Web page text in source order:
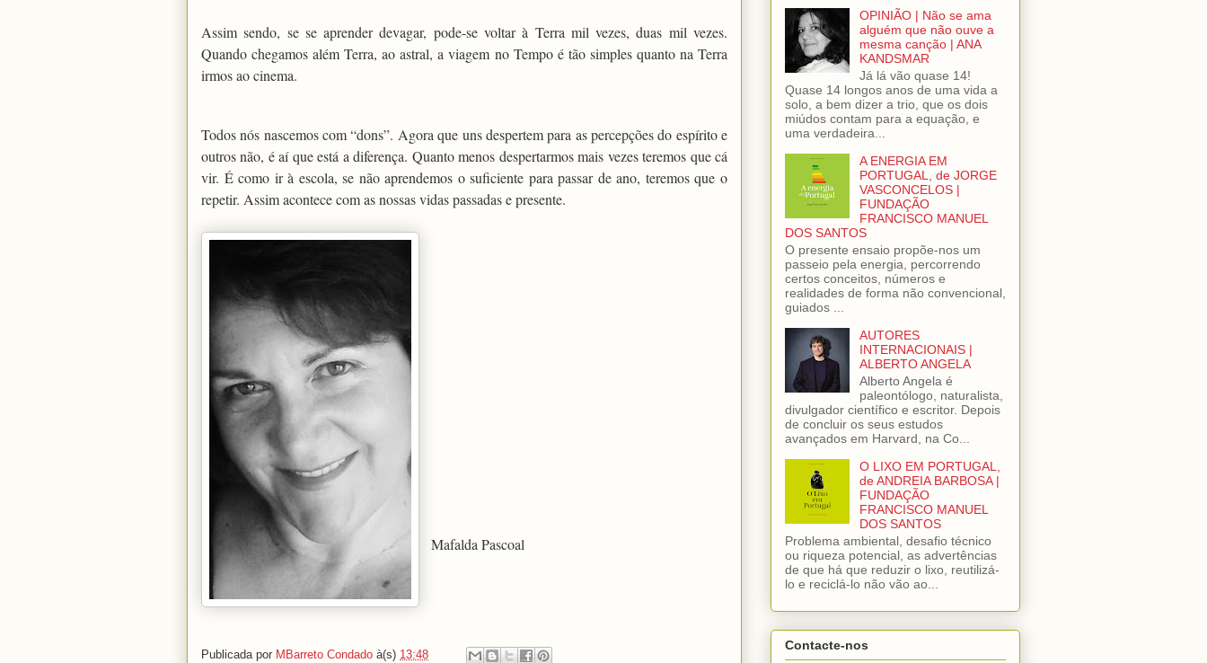
Assim sendo, se se aprender devagar, pode-se voltar à Terra mil vezes, duas mil vezes.
Quando chegamos além Terra, ao astral, a viagem no Tempo é tão simples quanto na Terra
irmos ao cinema.
Todos nós nascemos com “dons”. Agora que uns despertem para as percepções do espírito e
outros não, é aí que está a diferença. Quanto menos despertarmos mais vezes teremos que cá
vir. É como ir à escola, se não aprendemos o suficiente para passar de ano, teremos que o
repetir. Assim acontece com as nossas vidas passadas e presente.
Mafalda Pascoal
Publicada por MBarreto Condado à(s) 13:48
OPINIÃO | Não se ama
alguém que não ouve a
mesma canção | ANA
KANDSMAR
Já lá vão quase 14!
Quase 14 longos anos de uma vida a
solo, a bem dizer a trio, que os dois
miúdos contam para a equação, e
uma verdadeira...
A ENERGIA EM
PORTUGAL, de JORGE
VASCONCELOS |
FUNDAÇÃO
FRANCISCO MANUEL
DOS SANTOS
O presente ensaio propõe-nos um
passeio pela energia, percorrendo
certos conceitos, números e
realidades de forma não convencional,
guiados ...
AUTORES
INTERNACIONAIS |
ALBERTO ANGELA
Alberto Angela é
paleontólogo, naturalista,
divulgador científico e escritor. Depois
de concluir os seus estudos
avançados em Harvard, na Co...
O LIXO EM PORTUGAL,
de ANDREIA BARBOSA |
FUNDAÇÃO
FRANCISCO MANUEL
DOS SANTOS
Problema ambiental, desafio técnico
ou riqueza potencial, as advertências
de que há que reduzir o lixo, reutilizá-
lo e reciclá-lo não vão ao...
Contacte-nos